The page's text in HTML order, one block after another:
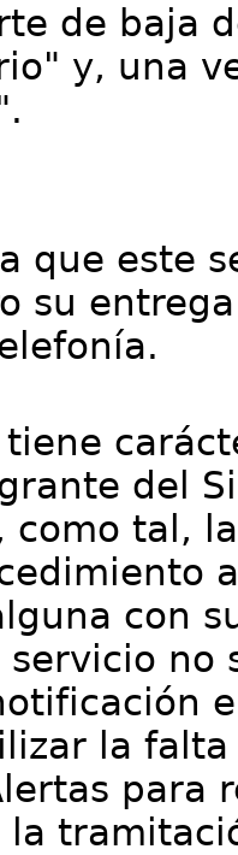
de baja
y, una
que este
su
tiene
del
como tal,
con
no
la
para
la